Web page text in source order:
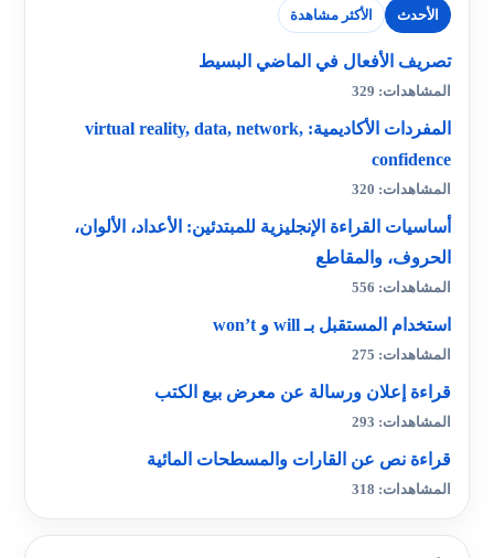
الأحدث الأكثر مشاهدة
تصريف الأفعال في الماضي البسيط
المشاهدات: 329
المفردات الأكاديمية: virtual reality, data, network,
confidence
المشاهدات: 320
أساسيات القراءة الإنجليزية للمبتدئين: الأعداد، الألوان،
الحروف، والمقاطع
المشاهدات: 556
استخدام المستقبل بـ will و won’t
المشاهدات: 275
قراءة إعلان ورسالة عن معرض بيع الكتب
المشاهدات: 293
قراءة نص عن القارات والمسطحات المائية
المشاهدات: 318